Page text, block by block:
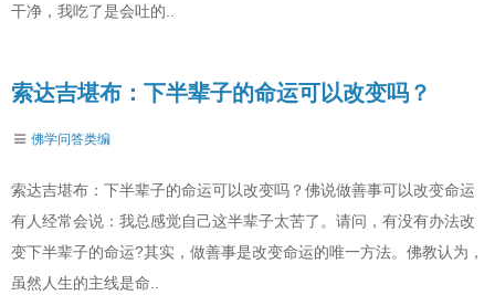
干净，我吃了是会吐的..
索达吉堪布：下半辈子的命运可以改变吗？
佛学问答类编
索达吉堪布：下半辈子的命运可以改变吗？佛说做善事可以改变命运
有人经常会说：我总感觉自己这半辈子太苦了。请问，有没有办法改
变下半辈子的命运?其实，做善事是改变命运的唯一方法。佛教认为，
虽然人生的主线是命..